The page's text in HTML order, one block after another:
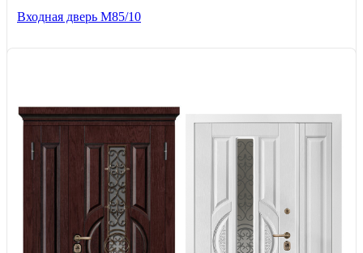
Входная дверь M85/10